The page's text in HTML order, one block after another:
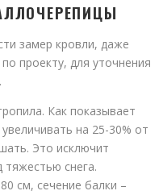
замер кровли, даже
проекту, для уточнения
Как показывает
на 25-30% от
Это исключит
тяжестью снега.
см, сечение балки –